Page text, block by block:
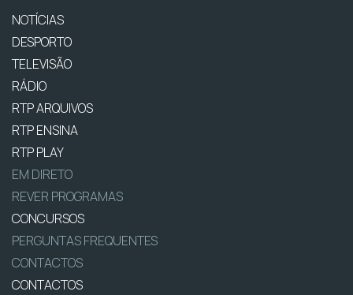
NOTÍCIAS
DESPORTO
TELEVISÃO
RÁDIO
RTP ARQUIVOS
RTP ENSINA
RTP PLAY
EM DIRETO
REVER PROGRAMAS
CONCURSOS
PERGUNTAS FREQUENTES
CONTACTOS
CONTACTOS